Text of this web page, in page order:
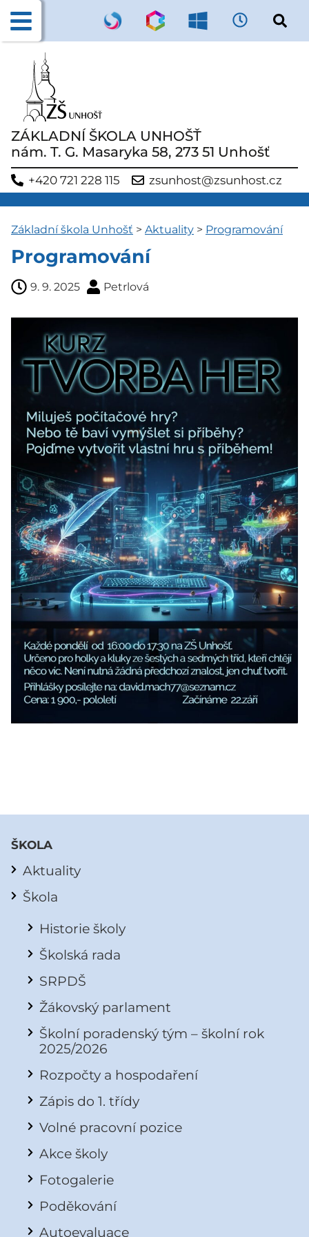
ZÁKLADNÍ ŠKOLA UNHOŠŤ
nám. T. G. Masaryka 58, 273 51 Unhošť
+420 721 228 115 zsunhost@zsunhost.cz
Základní škola Unhošť > Aktuality > Programování
Programování
9. 9. 2025 Petrlová
ŠKOLA
Aktuality
Škola
Historie školy
Školská rada
SRPDŠ
Žákovský parlament
Školní poradenský tým – školní rok
2025/2026
Rozpočty a hospodaření
Zápis do 1. třídy
Volné pracovní pozice
Akce školy
Fotogalerie
Poděkování
Autoevaluace